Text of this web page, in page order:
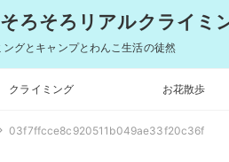
ろそろリアルクライ
ングとキャンプとわんこ生活の徒然
クライミング お花散歩
03f7ffcce8c920511b049ae33f20c36f